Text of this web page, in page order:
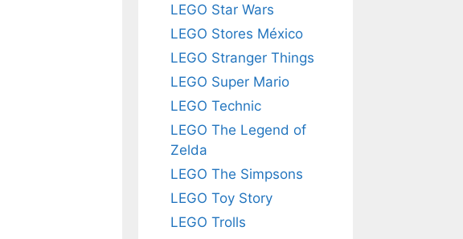
LEGO Star Wars
LEGO Stores México
LEGO Stranger Things
LEGO Super Mario
LEGO Technic
LEGO The Legend of
Zelda
LEGO The Simpsons
LEGO Toy Story
LEGO Trolls